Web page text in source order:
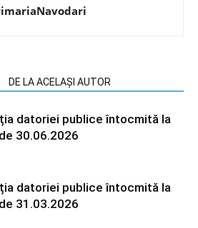
DE LA ACELAȘI AUTOR
datoriei publice întocmită la
30.06.2026
datoriei publice întocmită la
31.03.2026